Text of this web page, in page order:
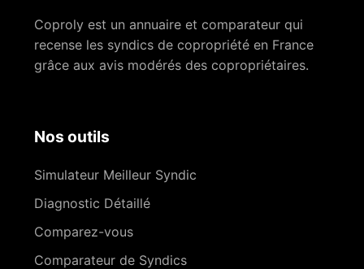
Coproly est un annuaire et comparateur qui
recense les syndics de copropriété en France
grâce aux avis modérés des copropriétaires.
Nos outils
Simulateur Meilleur Syndic
Diagnostic Détaillé
Comparez-vous
Comparateur de Syndics